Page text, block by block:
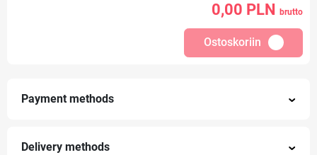
0,00 PLN brutto
Ostoskoriin
Payment methods
Delivery methods